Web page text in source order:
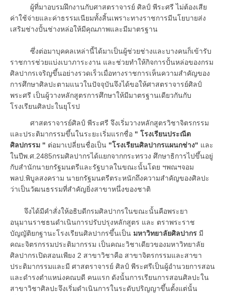
ผู้ที่มาอบรมฝึกงานกับศาสตราจารย์ ศิลป์ พีระศรี ไม่ต้องเสีย
ค่าใช้จ่ายและค่าธรรมเนียมทั้งสิ้นเพราะทางราชการมีนโยบายส่ง
เสริมช่างปั้นช่างหล่อให้มีคุณภาพและมีมาตรฐาน
ซึ่งต่อมาบุคคลเหล่านี้ได้มาเป็นผู้ช่วยช่างและบางคนก็เข้ารับ
ราชการช่วยแบ่งเบาภาระงาน และช่วยทำให้กิจการปั้นหล่อของกรม
ศิลปากรเจริญขึ้นอย่างรวดเร็วเมื่อทางราชการเห็นความสำคัญของ
การศึกษาศิลปะตามแนวในปัจจุบันจึงได้ขอให้ศาสตราจารย์ศิลป์
พระศรี เป็นผู้วางหลักสูตรการศึกษาให้มีมาตรฐานเดียวกันกับ
โรงเรียนศิลปะในยุโรป
ศาสตราจารย์ศิลป์ พีระศรี จึงเริ่มวางหลักสูตรวิชาจิตรกรรม
และประติมากรรมขึ้นในระยะเริ่มแรกชื่อ " โรงเรียนประณีต
ศิลปกรรม " ต่อมาเปลี่ยนชื่อเป็น "โรงเรียนศิลปากรแผนกช่าง" และ
ในปีพ.ศ.2485กรมศิลปากรได้แยกจากกระทรวง ศึกษาธิการไปขึ้นอยู่
กับสำนักนายกรัฐมนตรีและรัฐบาลในขณะนั้นโดย ฯพณฯจอม
พลป.พิบูลสงคราม นายกรัฐมนตรีตระหนักถึงความสำคัญของศิลปะ
ว่าเป็นวัฒนธรรมที่สำคัญยิ่งสาขาหนึ่งของชาติ
จึงได้มีคำสั่งให้อธิบดีกรมศิลปากรในขณะนั้นคือพระยา
อนุมานราชธนดำเนินการปรับปรุงหลักสูตร และ ตราพระราช
บัญญัติยกฐานะโรงเรียนศิลปากรขึ้นเป็น มหาวิทยาลัยศิลปากร มี
คณะจิตรกรรมประติมากรรม เป็นคณะวิชาเดียวของมหาวิทยาลัย
ศิลปากรเปิดสอนเพียง 2 สาขาวิชาคือ สาขาจิตรกรรมและสาขา
ประติมากรรมและมี ศาสตราจารย์ ศิลป์ พีระศรีเป็นผู้อำนวยการสอน
และดำรงตำแหน่งคณบดี คนแรก ดังนั้นการเรียนการสอนศิลปะใน
สาขาวิชาศิลปะจึงเริ่มดำเนินการในระดับปริญญาขึ้นตั้งแต่นั้น